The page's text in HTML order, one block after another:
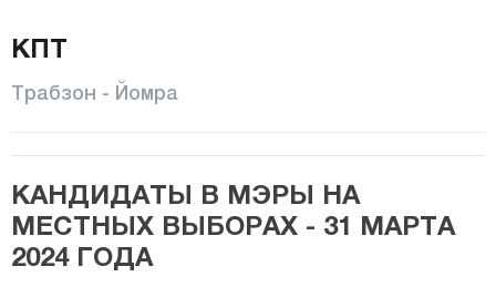
МАЧКА
ОФ
ОРТАХИСАР
КПТ
Трабзон - Йомра
КАНДИДАТЫ В МЭРЫ НА
МЕСТНЫХ ВЫБОРАХ - 31 МАРТА
2024 ГОДА